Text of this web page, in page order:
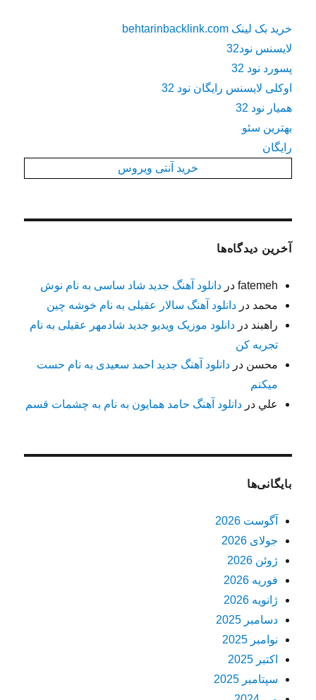
خرید بک لینک behtarinbacklink.com
لایسنس نود32
پسورد نود 32
اوکلی لایسنس رایگان نود 32
همیار نود 32
بهترین سئو
رایگان
خرید آنتی ویروس
آخرین دیدگاه‌ها
fatemeh دردانلود آهنگ جدید شاد ساسی به نام نوش
محمد دردانلود آهنگ سالار عقیلی به نام خوشه چین
راهبند دردانلود موزیک ویدیو جدید شادمهر عقیلی به نام
تجربه کن
محسن دردانلود آهنگ جدید احمد سعیدی به نام حست
میکنم
علي دردانلود آهنگ حامد همایون به نام به چشمات قسم
بایگانی‌ها
آگوست 2026
جولای 2026
ژوئن 2026
فوریه 2026
ژانویه 2026
دسامبر 2025
نوامبر 2025
اکتبر 2025
سپتامبر 2025